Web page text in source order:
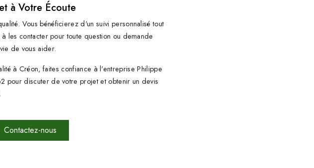
à Votre Écoute
Vous bénéficierez d'un suivi personnalisé tout
les contacter pour toute question ou demande
de vous aider.
à Créon, faites confiance à l'entreprise Philippe
pour discuter de votre projet et obtenir un devis
Contactez-nous